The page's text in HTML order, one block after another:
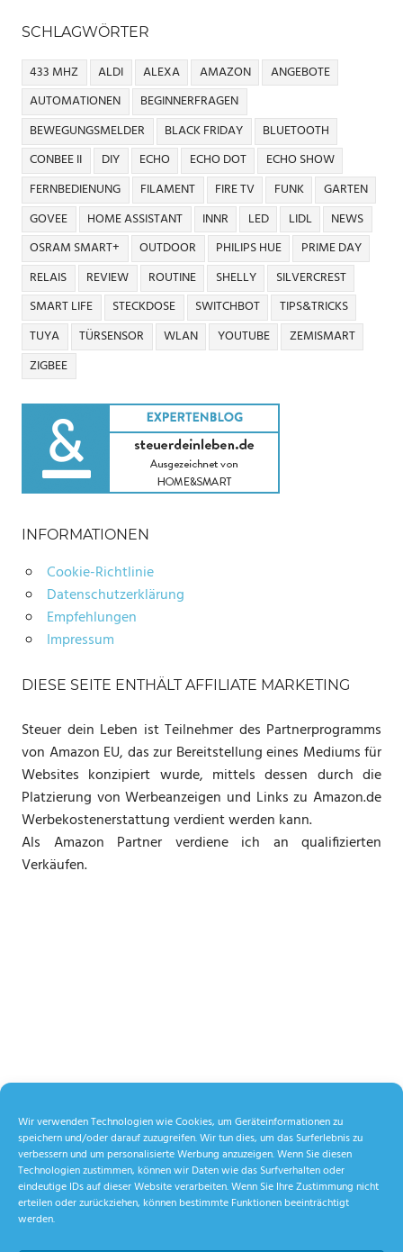
Wir verwenden Technologien wie Cookies, um Geräteinformationen zu
speichern und/oder darauf zuzugreifen. Wir tun dies, um das Surferlebnis zu
verbessern und um personalisierte Werbung anzuzeigen. Wenn Sie diesen
Technologien zustimmen, können wir Daten wie das Surfverhalten oder
eindeutige IDs auf dieser Website verarbeiten. Wenn Sie Ihre Zustimmung nicht
erteilen oder zurückziehen, können bestimmte Funktionen beeinträchtigt
werden.
SCHLAGWÖRTER
433 MHZ ALDI ALEXA AMAZON
ANGEBOTE
AUTOMATIONEN
BEGINNERFRAGEN
BEWEGUNGSMELDER
BLACK FRIDAY
BLUETOOTH
CONBEE II
DIY ECHO ECHO DOT
ECHO SHOW
FERNBEDIENUNG
FILAMENT FIRE TV FUNK
GARTEN
GOVEE
HOME ASSISTANT INNR LED LIDL
NEWS
OSRAM SMART+
OUTDOOR PHILIPS HUE
PRIME DAY
RELAIS
REVIEW ROUTINE SHELLY
SILVERCREST
SMART LIFE
STECKDOSE SWITCHBOT
TIPS&TRICKS
TUYA
TÜRSENSOR WLAN YOUTUBE
ZEMISMART
ZIGBEE
INFORMATIONEN
Cookie-Richtlinie
Datenschutzerklärung
Empfehlungen
Impressum
DIESE SEITE ENTHÄLT AFFILIATE MARKETING
Steuer dein Leben ist Teilnehmer des Partnerprogramms
von Amazon EU, das zur Bereitstellung eines Mediums für
Websites konzipiert wurde, mittels dessen durch die
Platzierung von Werbeanzeigen und Links zu Amazon.de
Werbekostenerstattung verdient werden kann.
Als Amazon Partner verdiene ich an qualifizierten
Verkäufen.